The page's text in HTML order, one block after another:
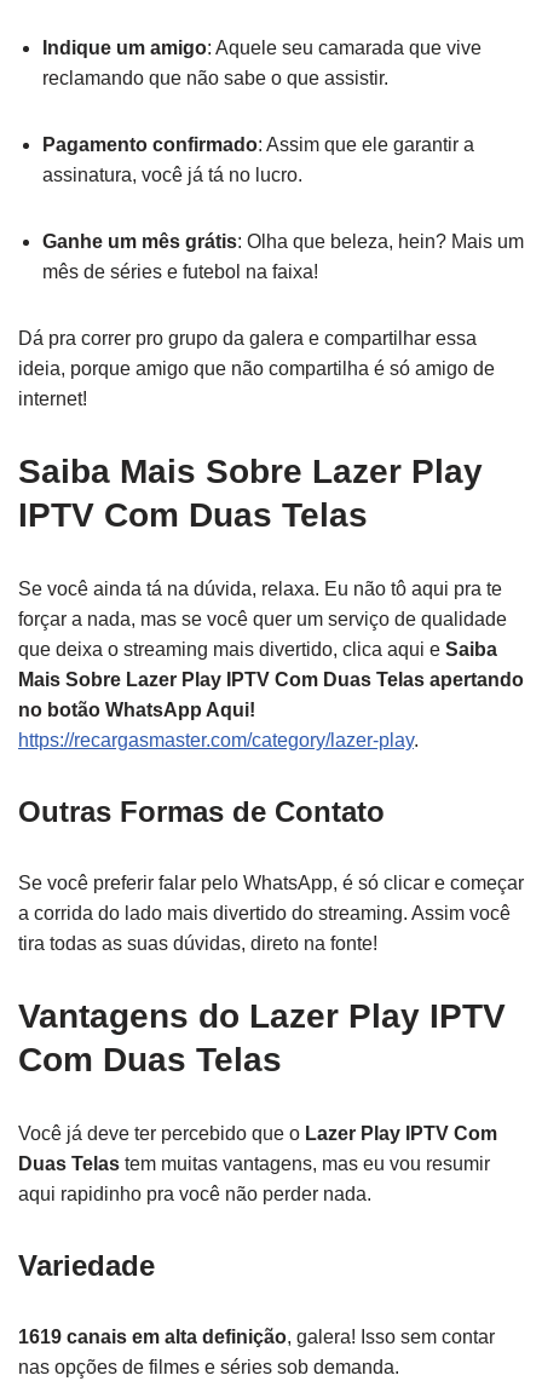
Indique um amigo: Aquele seu camarada que vive
reclamando que não sabe o que assistir.
Pagamento confirmado: Assim que ele garantir a
assinatura, você já tá no lucro.
Ganhe um mês grátis: Olha que beleza, hein? Mais um
mês de séries e futebol na faixa!
Dá pra correr pro grupo da galera e compartilhar essa
ideia, porque amigo que não compartilha é só amigo de
internet!
Saiba Mais Sobre Lazer Play
IPTV Com Duas Telas
Se você ainda tá na dúvida, relaxa. Eu não tô aqui pra te
forçar a nada, mas se você quer um serviço de qualidade
que deixa o streaming mais divertido, clica aqui e Saiba
Mais Sobre Lazer Play IPTV Com Duas Telas apertando
no botão WhatsApp Aqui!
https://recargasmaster.com/category/lazer-play.
Outras Formas de Contato
Se você preferir falar pelo WhatsApp, é só clicar e começar
a corrida do lado mais divertido do streaming. Assim você
tira todas as suas dúvidas, direto na fonte!
Vantagens do Lazer Play IPTV
Com Duas Telas
Você já deve ter percebido que o Lazer Play IPTV Com
Duas Telas tem muitas vantagens, mas eu vou resumir
aqui rapidinho pra você não perder nada.
Variedade
1619 canais em alta definição, galera! Isso sem contar
nas opções de filmes e séries sob demanda.